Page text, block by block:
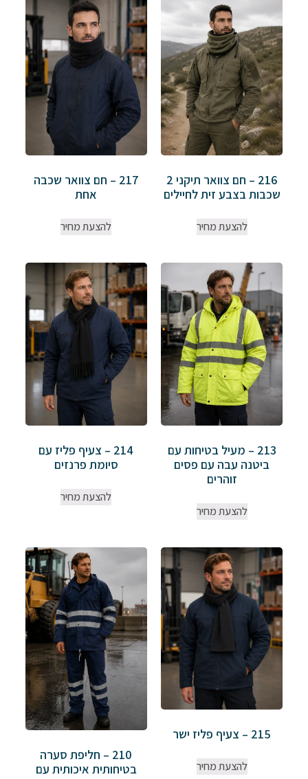
216 – חם צוואר תיקני 2
שכבות בצבע זית לחיילים
להצעת מחיר
217 – חם צוואר שכבה
אחת
להצעת מחיר
213 – מעיל בטיחות עם
ביטנה עבה עם פסים
זוהרים
להצעת מחיר
214 – צעיף פליז עם
סיומת פרנזים
להצעת מחיר
215 – צעיף פליז ישר
להצעת מחיר
210 – חליפת סערה
בטיחותית איכותית עם